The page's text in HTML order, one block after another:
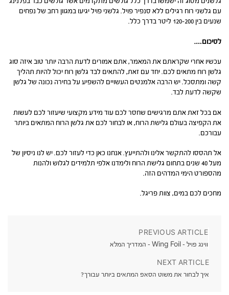
גלשנים מסוג זה ישמשו בדרך כלל גולשים מתקדמים אשר גולשים כבר בפלנינג
עם גלשני רוח רגילים ללא סנפיר פויל. גלשני פויל יגיעו במגוון רחב של נפחים
שנעים בין 120-200 ליטר בדרך כלל.
לסיכום….
עכשיו אחרי שקראתם את המאמר, אתם אמורים לדעת הרבה יותר טוב איזה סוג
גלשן רוח מתאים לכם. יחד עם זאת, להתאים לבד גלשן רוח יכול להיות תהליך
קשה ומתסכל. יש הרבה אלמנטים העשויים להשפיע על בחירה נכונה של גלשן
שקשה לדעת לבד.
אם בכל זאת אתם מרגישים שחסר לכם עוד מידע מקצועי שיעזור לכם לעשות
את הקפיצה בעולם גלישת הרוח, או לבחור לכם את גלשן הרוח המתאים ביותר
עבורכם.
אל תהססו להתקשר אלינו ולהתייעץ. אנחנו כאן כדי לעזור לכם. יש לנו ניסיון של
מעל 40 שנים בתחום גלישת הרוח ולימדנו אלפי תלמידים לגלוש ולהנות
מהספורט הימי המדהים הזה.
מחכים לכם במים, צוות פריגל.
PREVIOUS ARTICLE
ווינג פויל – Wing Foil – המדריך המלא
NEXT ARTICLE
איך לבחור את משוט הסאפ המתאים ביותר עבורך?